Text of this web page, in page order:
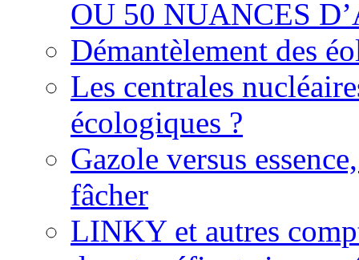
OU 50 NUANCES
Démantèlement des
Les centrales
écologiques ?
Gazole versus
fâcher
LINKY et autres